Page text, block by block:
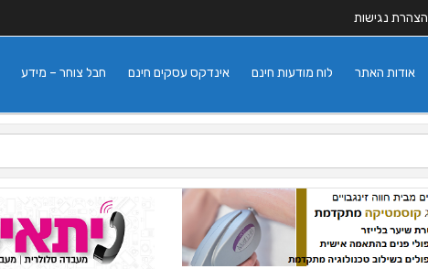
הצהרת נגישות
חבל צוחר – מידע אינדקס עסקים חינם לוח מודעות חינם אודות האתר